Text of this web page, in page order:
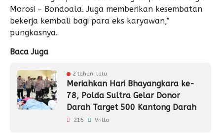
Morosi – Bondoala. Juga memberikan kesembatan
bekerja kembali bagi para eks karyawan,”
pungkasnya.
Baca Juga
2 tahun lalu
Meriahkan Hari Bhayangkara ke-
78, Polda Sultra Gelar Donor
Darah Target 500 Kantong Darah
215 Vritta